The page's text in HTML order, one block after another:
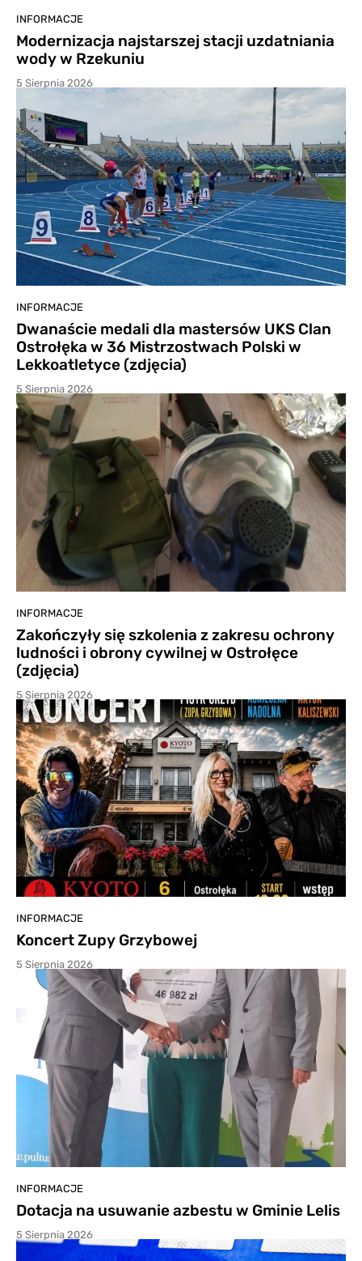
INFORMACJE
Modernizacja najstarszej stacji uzdatniania
wody w Rzekuniu
5 Sierpnia 2026
INFORMACJE
Dwanaście medali dla mastersów UKS Clan
Ostrołęka w 36 Mistrzostwach Polski w
Lekkoatletyce (zdjęcia)
5 Sierpnia 2026
INFORMACJE
Zakończyły się szkolenia z zakresu ochrony
ludności i obrony cywilnej w Ostrołęce
(zdjęcia)
5 Sierpnia 2026
INFORMACJE
Koncert Zupy Grzybowej
5 Sierpnia 2026
INFORMACJE
Dotacja na usuwanie azbestu w Gminie Lelis
5 Sierpnia 2026